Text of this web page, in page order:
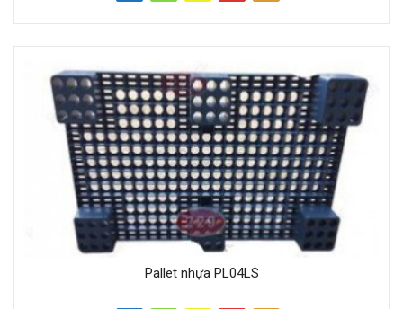
Pallet nhựa PL04LS